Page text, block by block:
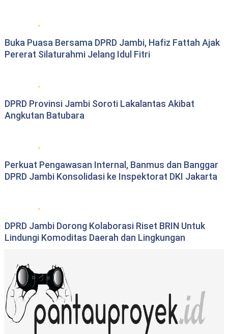
Buka Puasa Bersama DPRD Jambi, Hafiz Fattah Ajak
Pererat Silaturahmi Jelang Idul Fitri
DPRD Provinsi Jambi Soroti Lakalantas Akibat
Angkutan Batubara
Perkuat Pengawasan Internal, Banmus dan Banggar
DPRD Jambi Konsolidasi ke Inspektorat DKI Jakarta
DPRD Jambi Dorong Kolaborasi Riset BRIN Untuk
Lindungi Komoditas Daerah dan Lingkungan